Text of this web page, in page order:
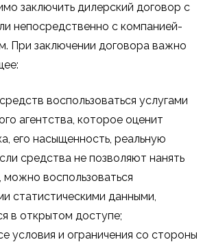
заключить дилерский договор с
непосредственно с компанией-
При заключении договора важно
воспользоваться услугами
агентства, которое оценит
его насыщенность, реальную
средства не позволяют нанять
можно воспользоваться
статистическими данными,
в открытом доступе;
условия и ограничения со стороны